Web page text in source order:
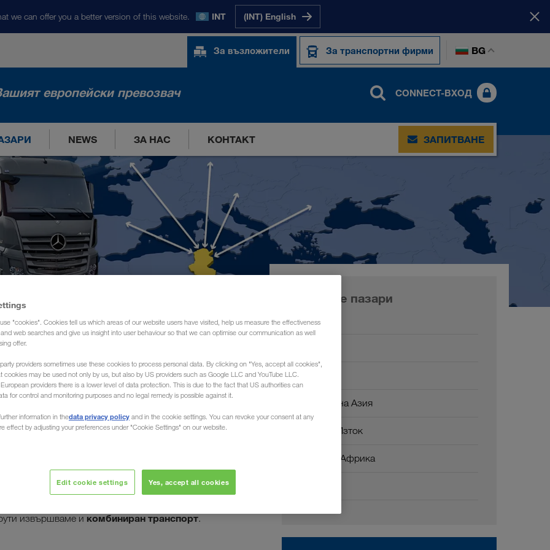
we can offer you a better version of this website. INT (INT) English
За възложители За транспортни фирми BG
европейски превозвач CONNECT-ВХОД
NEWS ЗА НАС КОНТАКТ ЗАПИТВАНЕ
Тунис
Вашия товар в Тунис, Хамамет, Ел Джем, Сфакс,
Спедицията LKW WALTER, Вашият европейски
на цели товари с камиони от всяка точка
извършваме и комбиниран транспорт.
Нашите пазари
Европа
Централна Азия
Близък Изток
Северна Африка
"cookies". Cookies tell us which areas of our website users have visited, help us measure the effectiveness
web searches and give us insight into user behaviour so that we can optimise our communication as well
offer.
providers sometimes use these cookies to process personal data. By clicking on "Yes, accept all cookies",
cookies may be used not only by us, but also by US providers such as Google LLC and YouTube LLC.
providers there is a lower level of data protection. This is due to the fact that US authorities can
for control and monitoring purposes and no legal remedy is possible against it.
information in thedata privacy policy and in the cookie settings. You can revoke your consent at any
effect by adjusting your preferences under "Cookie Settings" on our website.
Edit cookie settings Yes, accept all cookies